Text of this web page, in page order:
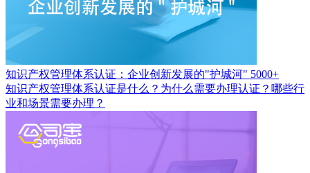
知识产权管理体系认证：企业创新发展的"护城河" 5000+
知识产权管理体系认证是什么？为什么需要办理认证？哪些行
业和场景需要办理？